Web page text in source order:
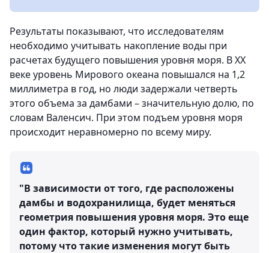
Результаты показывают, что исследователям
необходимо учитывать накопление воды при
расчетах будущего повышения уровня моря. В XX
веке уровень Мирового океана повышался на 1,2
миллиметра в год, но люди задержали четверть
этого объема за дамбами – значительную долю, по
словам Валенсич. При этом подъем уровня моря
происходит неравномерно по всему миру.
"В зависимости от того, где расположены
дамбы и водохранилища, будет меняться
геометрия повышения уровня моря. Это еще
один фактор, который нужно учитывать,
потому что такие изменения могут быть